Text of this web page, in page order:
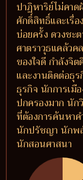
ปาฏิหาริย์ไม่คา
ศักดิ์สิทธิ์และเรื่อ
บ่อยครั้ง ดวงชะ
ศาตราวุธแคล้วค
ของใจดี กำลังจิ
และงานติดต่อธุร
ธุรกิจ นักการเมื
ปกครองมาก นัก
ที่ต้องการค้นหา
นักปรัชญา นักพ
นักสอนศาสนา